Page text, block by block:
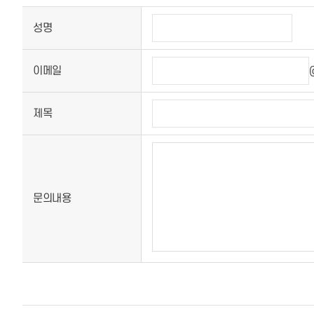
성명
이메일
제목
문의내용